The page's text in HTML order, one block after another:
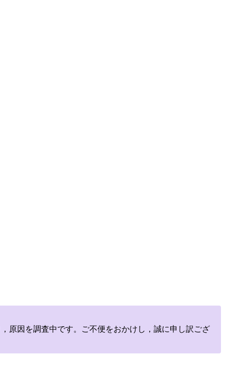
原因を調査中です。ご不便をおかけし，誠に申し訳ござ